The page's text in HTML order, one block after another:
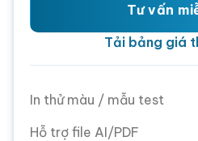
Tư vấn
Tải bảng giá
In thử màu / mẫu test
Hỗ trợ file AI/PDF